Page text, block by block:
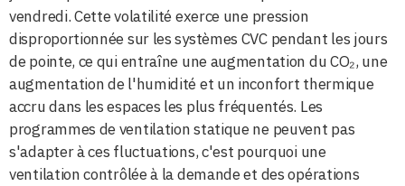
vendredi. Cette volatilité exerce une pression
disproportionnée sur les systèmes CVC pendant les jours
de pointe, ce qui entraîne une augmentation du CO₂, une
augmentation de l'humidité et un inconfort thermique
accru dans les espaces les plus fréquentés. Les
programmes de ventilation statique ne peuvent pas
s'adapter à ces fluctuations, c'est pourquoi une
ventilation contrôlée à la demande et des opérations